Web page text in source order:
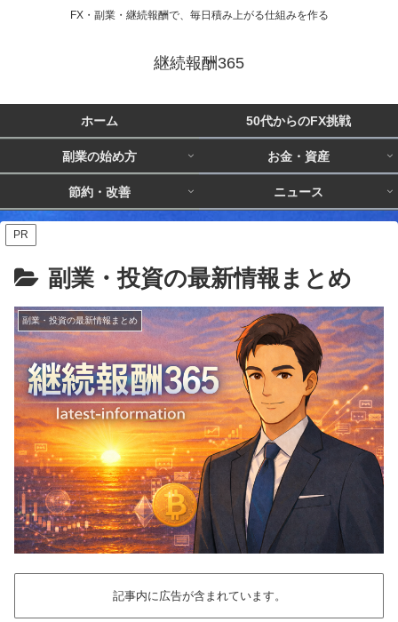
FX・副業・継続報酬で、毎日積み上がる仕組みを作る
継続報酬365
ホーム 50代からのFX挑戦
副業の始め方 お金・資産
節約・改善 ニュース
PR
副業・投資の最新情報まとめ
副業・投資の最新情報まとめ
記事内に広告が含まれています。